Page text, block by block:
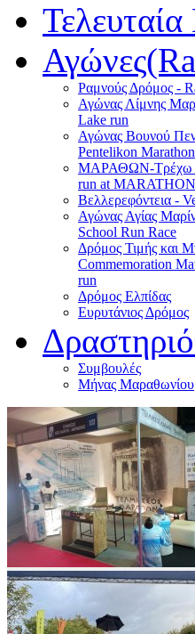
Ραμνούς Δρόμος -
Αγώνας Λίμνης
Lake run
Αγώνας Βουνού
Pentelikon
ΜΑΡΑΘΩΝ-Τρέχω
run at MARATHON
Βελλερεφόντεια -
Αγώνας Αγίας
School Run Race
Δρόμος Τιμής και
Commemoration
run
Δρόμος Ελπίδας
Ευρυτάνιος Δρόμος
Συμβουλές
Μήνας Μαραθωνίου